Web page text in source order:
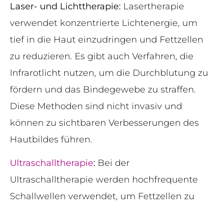
Laser- und Lichttherapie: Lasertherapie
verwendet konzentrierte Lichtenergie, um
tief in die Haut einzudringen und Fettzellen
zu reduzieren. Es gibt auch Verfahren, die
Infrarotlicht nutzen, um die Durchblutung zu
fördern und das Bindegewebe zu straffen.
Diese Methoden sind nicht invasiv und
können zu sichtbaren Verbesserungen des
Hautbildes führen.
Ultraschalltherapie: Bei der
Ultraschalltherapie werden hochfrequente
Schallwellen verwendet, um Fettzellen zu